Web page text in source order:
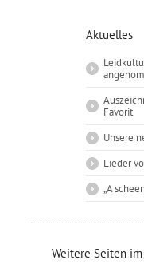
Aktuelles
Favorit
Unsere
Lieder
„A
Weitere Seiten